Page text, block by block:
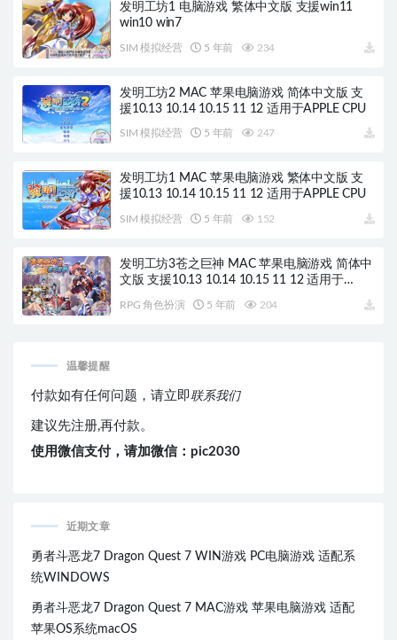
发明工坊1 电脑游戏 繁体中文版 支援win11
win10 win7
SIM 模拟经营 5 年前 234
发明工坊2 MAC 苹果电脑游戏 简体中文版 支
援10.13 10.14 10.15 11 12 适用于APPLE CPU
SIM 模拟经营 5 年前 247
发明工坊1 MAC 苹果电脑游戏 繁体中文版 支
援10.13 10.14 10.15 11 12 适用于APPLE CPU
SIM 模拟经营 5 年前 152
发明工坊3苍之巨神 MAC 苹果电脑游戏 简体中
文版 支援10.13 10.14 10.15 11 12 适用于
RPG 角色扮演 5 年前 204
温馨提醒
付款如有任何问题，请立即联系我们
建议先注册,再付款。
使用微信支付，请加微信：pic2030
近期文章
勇者斗恶龙7 Dragon Quest 7 WIN游戏 PC电脑游戏 适配系
统WINDOWS
勇者斗恶龙7 Dragon Quest 7 MAC游戏 苹果电脑游戏 适配
苹果OS系统macOS